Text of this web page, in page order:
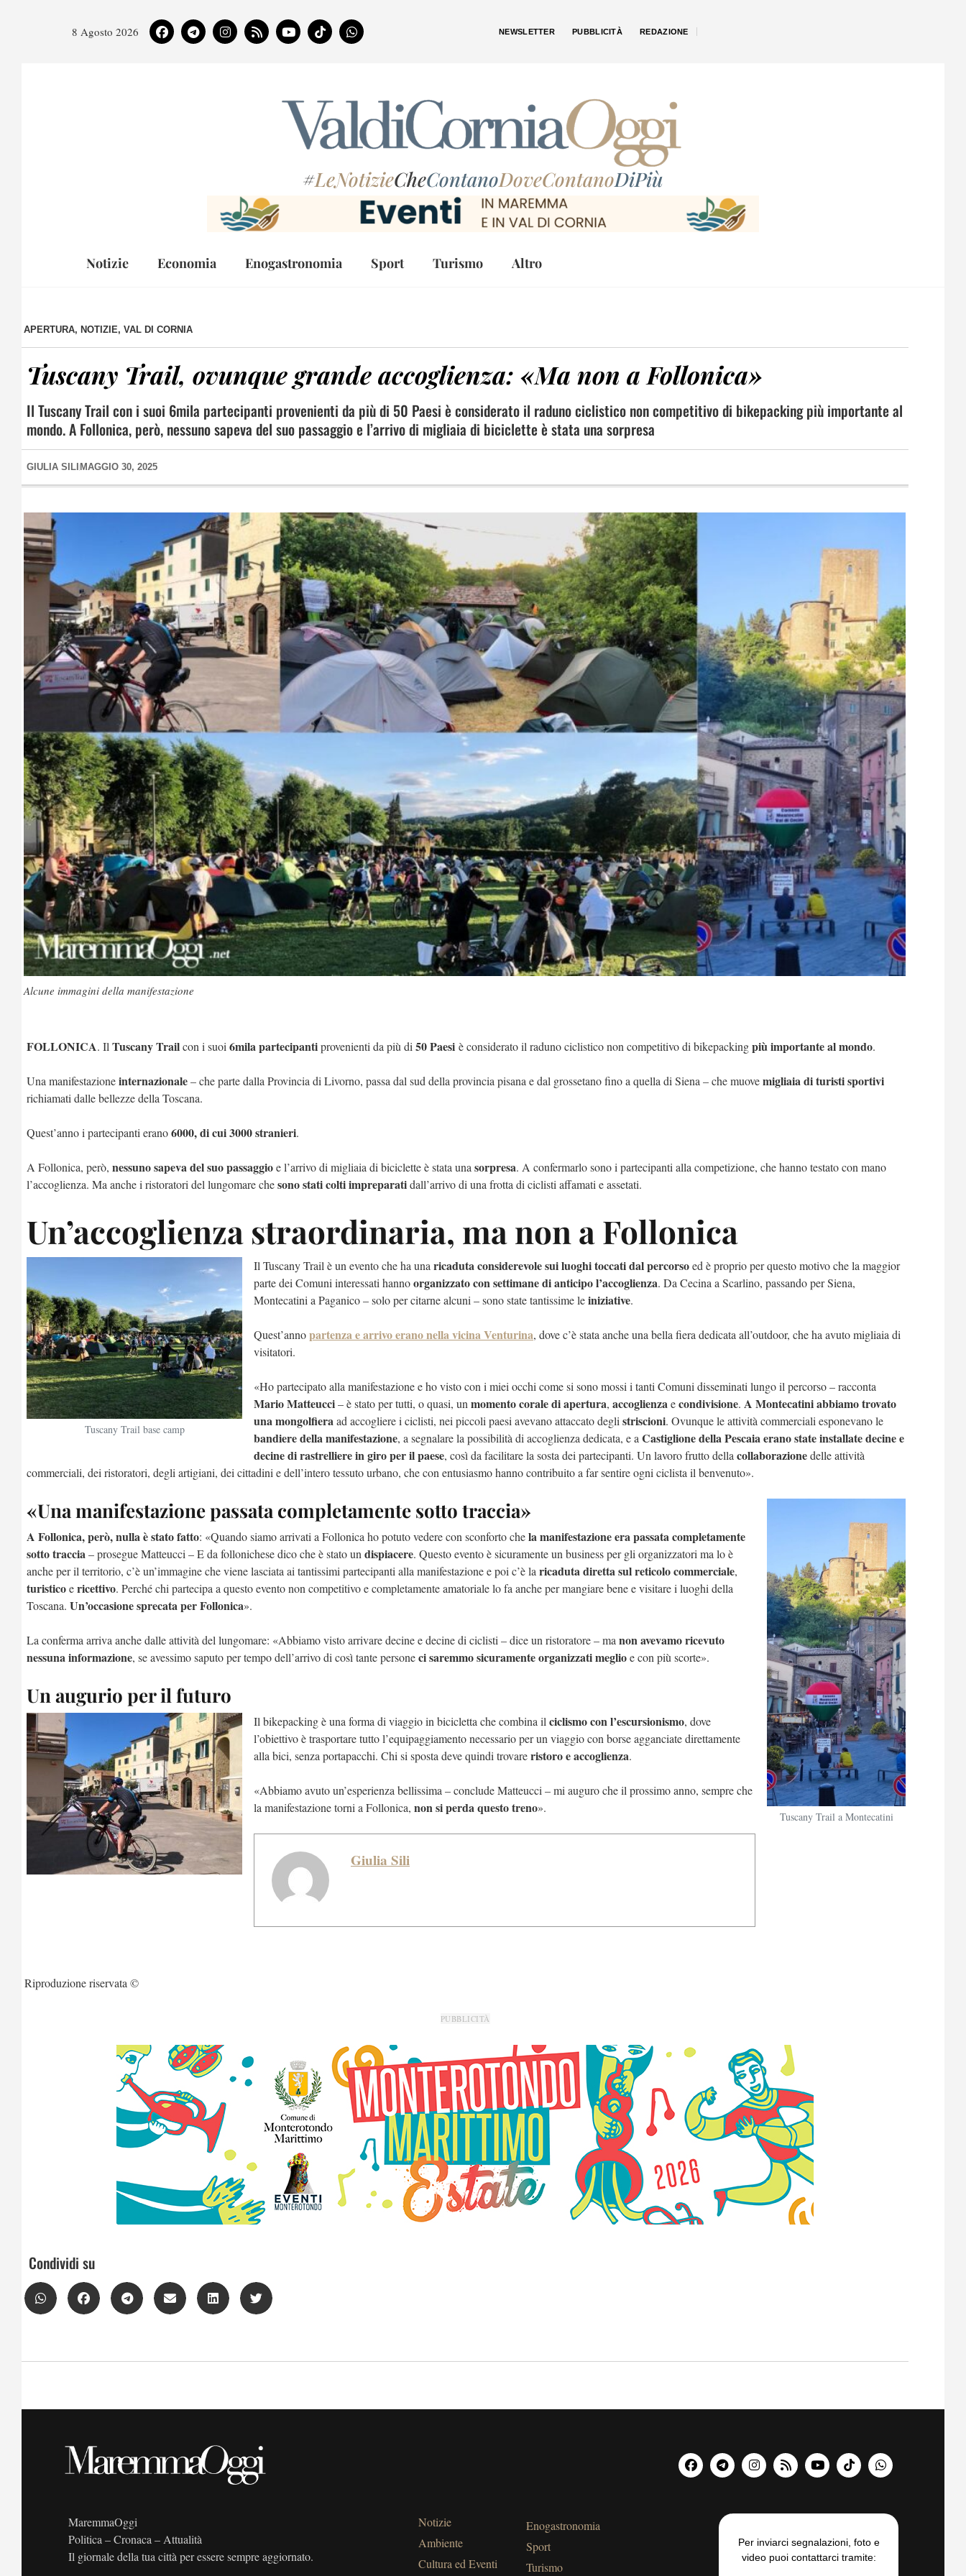
8 Agosto 2026 NEWSLETTER PUBBLICITÀ REDAZIONE
#LeNotizieCheContanoDoveContanoDiPiù
Notizie Economia Enogastronomia Sport Turismo Altro
APERTURA, NOTIZIE, VAL DI CORNIA
Tuscany Trail, ovunque grande accoglienza: «Ma non a Follonica»
Il Tuscany Trail con i suoi 6mila partecipanti provenienti da più di 50 Paesi è considerato il raduno ciclistico non competitivo di bikepacking più importante al
mondo. A Follonica, però, nessuno sapeva del suo passaggio e l’arrivo di migliaia di biciclette è stata una sorpresa
GIULIA SILI MAGGIO 30, 2025
Alcune immagini della manifestazione
FOLLONICA. Il Tuscany Trailcon i suoi 6mila partecipantiprovenienti da più di 50 Paesi è considerato il raduno ciclistico non competitivo di bikepackingpiù importante al mondo.
Una manifestazioneinternazionale– che parte dalla Provincia di Livorno, passa dal sud della provincia pisana e dal grossetano fino a quella di Siena – che muovemigliaia di turisti sportivi
richiamati dalle bellezze della Toscana.
Quest’anno i partecipanti erano6000, di cui 3000 stranieri.
A Follonica, però, nessuno sapeva del suo passaggioe l’arrivo di migliaia di biciclette è stata una sorpresa. A confermarlo sono i partecipanti alla competizione, che hanno testato con mano
l’accoglienza. Ma anche i ristoratori del lungomare chesono stati colti impreparatidall’arrivo di una frotta di ciclisti affamati e assetati.
Un’accoglienza straordinaria, ma non a Follonica
Tuscany Trail base camp
Il Tuscany Trail è un evento che ha una ricaduta considerevole sui luoghi toccati dal percorsoed è proprio per questo motivo che la maggior
parte dei Comuni interessati hannoorganizzato con settimane di anticipo l’accoglienza. Da Cecina a Scarlino, passando per Siena,
Montecatini a Paganico – solo per citarne alcuni – sono state tantissime leiniziative.
Quest’annopartenza e arrivo erano nella vicina Venturina, dove c’è stata anche una bella fiera dedicata all’outdoor, che ha avuto migliaia di
visitatori.
«Ho partecipato alla manifestazione e ho visto con i miei occhi come si sono mossi i tanti Comuni disseminati lungo il percorso – racconta
Mario Matteucci– è stato per tutti, o quasi, un momento corale di apertura, accoglienzaecondivisione. A Montecatini abbiamo trovato
una mongolfieraad accogliere i ciclisti, nei piccoli paesi avevano attaccato degli striscioni. Ovunque le attività commerciali esponevano le
bandiere della manifestazione, a segnalare la possibilità di accoglienza dedicata, e a Castiglione della Pescaia erano state installate decine e
decine di rastrelliere in giro per il paese, così da facilitare la sosta dei partecipanti. Un lavoro frutto della collaborazionedelle attività
commerciali, dei ristoratori, degli artigiani, dei cittadini e dell’intero tessuto urbano, che con entusiasmo hanno contribuito a far sentire ogni ciclista il benvenuto».
Tuscany Trail a Montecatini
«Una manifestazione passata completamente sotto traccia»
A Follonica, però, nulla è stato fatto: «Quando siamo arrivati a Follonica ho potuto vedere con sconforto chela manifestazione era passata completamente
sotto traccia– prosegue Matteucci – E da follonichese dico che è stato un dispiacere. Questo evento è sicuramente un business per gli organizzatori ma lo è
anche per il territorio, c’è un’immagine che viene lasciata ai tantissimi partecipanti alla manifestazione e poi c’è la ricaduta diretta sul reticolo commerciale,
turisticoericettivo. Perché chi partecipa a questo evento non competitivo e completamente amatoriale lo fa anche per mangiare bene e visitare i luoghi della
Toscana. Un’occasione sprecata per Follonica».
La conferma arriva anche dalle attività del lungomare: «Abbiamo visto arrivare decine e decine di ciclisti – dice un ristoratore – ma non avevamo ricevuto
nessuna informazione, se avessimo saputo per tempo dell’arrivo di così tante personeci saremmo sicuramente organizzati meglioe con più scorte».
Un augurio per il futuro
Il bikepacking è una forma di viaggio in bicicletta che combina il ciclismo con l’escursionismo, dove
l’obiettivo è trasportare tutto l’equipaggiamento necessario per un viaggio con borse agganciate direttamente
alla bici, senza portapacchi. Chi si sposta deve quindi trovareristoro e accoglienza.
«Abbiamo avuto un’esperienza bellissima – conclude Matteucci – mi auguro che il prossimo anno, sempre che
la manifestazione torni a Follonica, non si perda questo treno».
Giulia Sili
Riproduzione riservata ©
PUBBLICITÀ
Condividi su
MaremmaOggi
Politica – Cronaca – Attualità
Il giornale della tua città per essere sempre aggiornato.
Notizie
Ambiente
Cultura ed Eventi
Enogastronomia
Sport
Turismo
Per inviarci segnalazioni, foto e
video puoi contattarci tramite: